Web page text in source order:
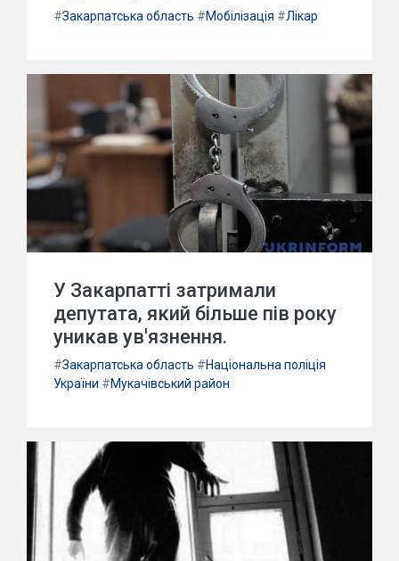
#Закарпатська область #Мобілізація #Лікар
У Закарпатті затримали
депутата, який більше пів року
уникав ув'язнення.
#Закарпатська область #Національна поліція
України #Мукачівський район